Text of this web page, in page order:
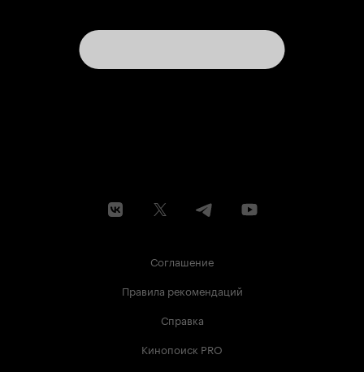
Соглашение
Правила рекомендаций
Справка
Кинопоиск PRO